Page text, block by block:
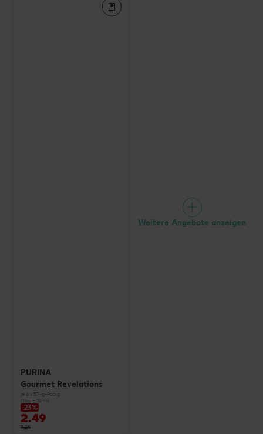
PURINA
Gourmet Revelations
je 4 x 57-g-Packg.
(1 kg = 10.93)
-23%
2.49
3.25
Weitere Angebote anzeigen